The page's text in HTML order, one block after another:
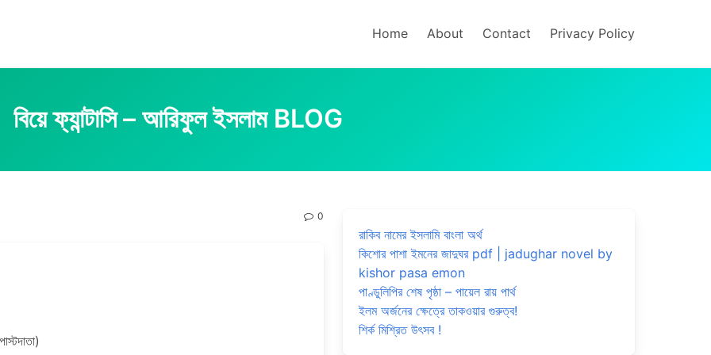
Home About Contact Privacy Policy
বিয়ে ফ্যান্টাসি – আরিফুল ইসলাম BLOG
0
রাকিব নামের ইসলামি বাংলা অর্থ
কিশোর পাশা ইমনের জাদুঘর pdf | jadughar novel by
kishor pasa emon
পাণ্ডুলিপির শেষ পৃষ্ঠা – পায়েল রায় পার্থ
ইলম অর্জনের ক্ষেত্রে তাকওয়ার গুরুত্ব!
শির্ক মিশ্রিত উৎসব !